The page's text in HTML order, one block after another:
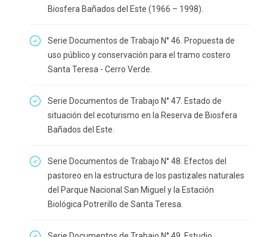
Biosfera Bañados del Este (1966 – 1998).
Serie Documentos de Trabajo N° 46. Propuesta de
uso público y conservación para el tramo costero
Santa Teresa - Cerro Verde.
Serie Documentos de Trabajo N° 47. Estado de
situación del ecoturismo en la Reserva de Biosfera
Bañados del Este.
Serie Documentos de Trabajo N° 48. Efectos del
pastoreo en la estructura de los pastizales naturales
del Parque Nacional San Miguel y la Estación
Biológica Potrerillo de Santa Teresa.